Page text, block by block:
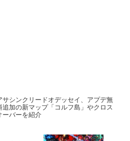
サシンクリードオデッセイ、アプデ無
追加の新マップ「コルフ島」やクロス
ーバーを紹介